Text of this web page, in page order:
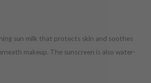
sun milk that protects skin and soothes
makeup. The sunscreen is also water-